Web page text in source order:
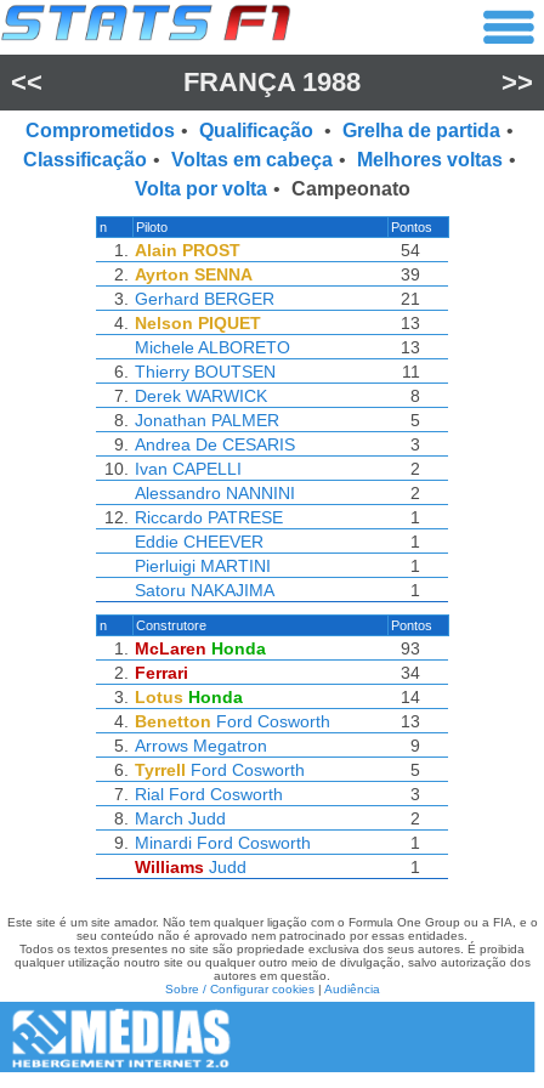
<< FRANÇA 1988 >>
Comprometidos • Qualificação • Grelha de partida •
Classificação • Voltas em cabeça • Melhores voltas •
Volta por volta • Campeonato
n Piloto Pontos
1. Alain PROST
54
2.
Ayrton SENNA
39
3.
Gerhard BERGER
21
4.
Nelson PIQUET
13
Michele ALBORETO
13
6.
Thierry BOUTSEN
11
7.
Derek WARWICK
8
8.
Jonathan PALMER
5
9.
Andrea De CESARIS
3
10.
Ivan CAPELLI
2
Alessandro NANNINI
2
12.
Riccardo PATRESE
1
Eddie CHEEVER
1
Pierluigi MARTINI
1
Satoru NAKAJIMA
1
n Construtore Pontos
1. McLaren Honda
93
2.
Ferrari
34
3.
Lotus Honda
14
4.
Benetton Ford Cosworth
13
5. Arrows Megatron
9
6.
Tyrrell Ford Cosworth
5
7.
Rial Ford Cosworth
3
8.
March Judd
2
9.
Minardi Ford Cosworth
1
Williams Judd 1
Este site é um site amador. Não tem qualquer ligação com o Formula One Group ou a FIA, e o
seu conteúdo não é aprovado nem patrocinado por essas entidades.
Todos os textos presentes no site são propriedade exclusiva dos seus autores. É proibida
qualquer utilização noutro site ou qualquer outro meio de divulgação, salvo autorização dos
autores em questão.
Sobre / Configurar cookies| Audiência